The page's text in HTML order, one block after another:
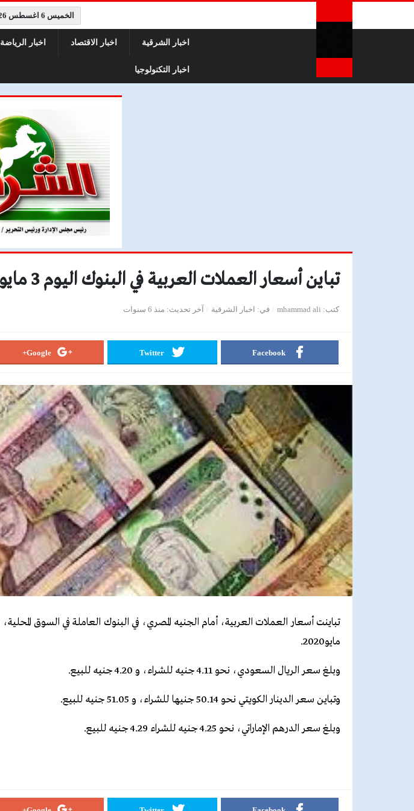
الخميس 6 اغسطس 2026 الساعة 05:35 ص
اخبار الشرقية اخبار الاقتصاد اخبار الرياضة
اخبار التكنولوجيا
تباين أسعار العملات العربية في البنوك اليوم 3 مايو
كتب mhammad ali في اخبار الشرقية آخر تحديث منذ 6 سنوات
Facebook
Twitter
Google+
مايو2020.
وبلغ سعر الريال السعودي، نحو 4.11 جنيه للشراء، و 4.20 جنيه للبيع.
وتباين سعر الدينار الكويتي نحو 50.14 جنيها للشراء، و 51.05 جنيه للبيع.
وبلغ سعر الدرهم الإماراتي، نحو 4.25 جنيه للشراء 4.29 جنيه للبيع.